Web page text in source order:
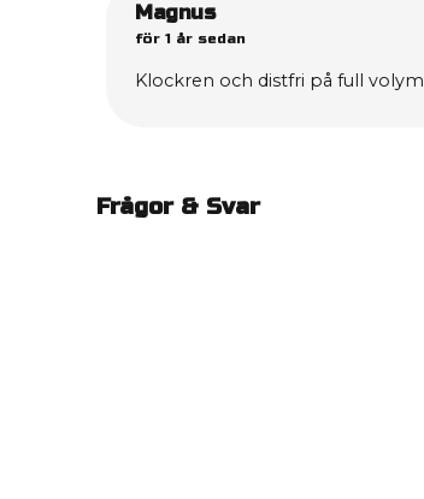
Magnus
för 1 år sedan
Klockren och distfri på full volym
Frågor & Svar